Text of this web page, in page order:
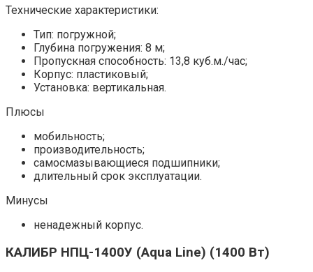
Технические характеристики:
Тип: погружной;
Глубина погружения: 8 м;
Пропускная способность: 13,8 куб.м./час;
Корпус: пластиковый;
Установка: вертикальная.
Плюсы
мобильность;
производительность;
самосмазывающиеся подшипники;
длительный срок эксплуатации.
Минусы
ненадежный корпус.
КАЛИБР НПЦ-1400У (Aqua Line) (1400 Вт)